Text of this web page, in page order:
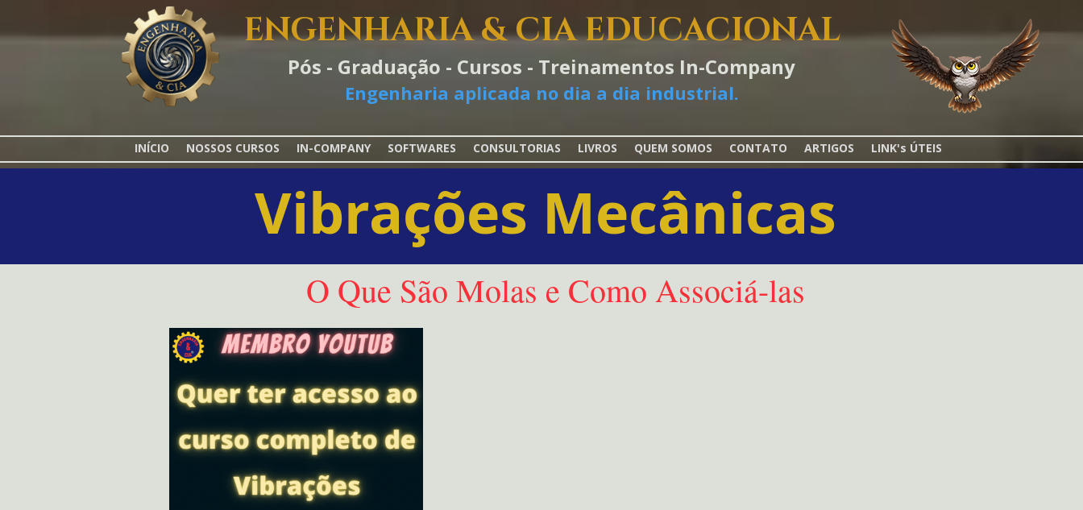
ENGENHARIA & CIA EDUCACIONAL
Pós - Graduação - Cursos - Treinamentos In-Company
Engenharia aplicada no dia a dia industrial.
INÍCIO NOSSOS CURSOS IN-COMPANY SOFTWARES CONSULTORIAS LIVROS QUEM SOMOS CONTATO ARTIGOS LINK's ÚTEIS
Vibrações Mecânicas
O Que São Molas e Como Associá-las